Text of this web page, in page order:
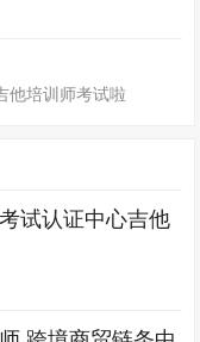
他培训师考试啦
试认证中心吉他